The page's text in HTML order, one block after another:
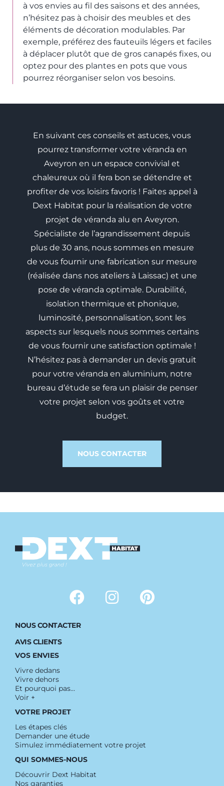
à vos envies au fil des saisons et des années,
n’hésitez pas à choisir des meubles et des
éléments de décoration modulables. Par
exemple, préférez des fauteuils légers et faciles
à déplacer plutôt que de gros canapés fixes, ou
optez pour des plantes en pots que vous
pourrez réorganiser selon vos besoins.
En suivant ces conseils et astuces, vous
pourrez transformer votre véranda en
Aveyron en un espace convivial et
chaleureux où il fera bon se détendre et
profiter de vos loisirs favoris ! Faites appel à
Dext Habitat pour la réalisation de votre
projet de véranda alu en Aveyron.
Spécialiste de l’agrandissement depuis
plus de 30 ans, nous sommes en mesure
de vous fournir une fabrication sur mesure
(réalisée dans nos ateliers à Laissac) et une
pose de véranda optimale. Durabilité,
isolation thermique et phonique,
luminosité, personnalisation, sont les
aspects sur lesquels nous sommes certains
de vous fournir une satisfaction optimale !
N’hésitez pas à demander un devis gratuit
pour votre véranda en aluminium, notre
bureau d’étude se fera un plaisir de penser
votre projet selon vos goûts et votre
budget.
NOUS CONTACTER
NOUS CONTACTER
AVIS CLIENTS
VOS ENVIES
Vivre dedans
Vivre dehors
Et pourquoi pas…
Voir +
VOTRE PROJET
Les étapes clés
Demander une étude
Simulez immédiatement votre projet
QUI SOMMES-NOUS
Découvrir Dext Habitat
Nos garanties